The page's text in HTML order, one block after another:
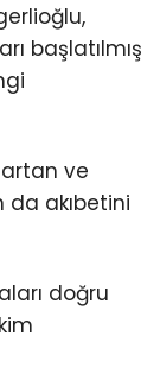
başlatılmış
ve
da akıbetini
doğru